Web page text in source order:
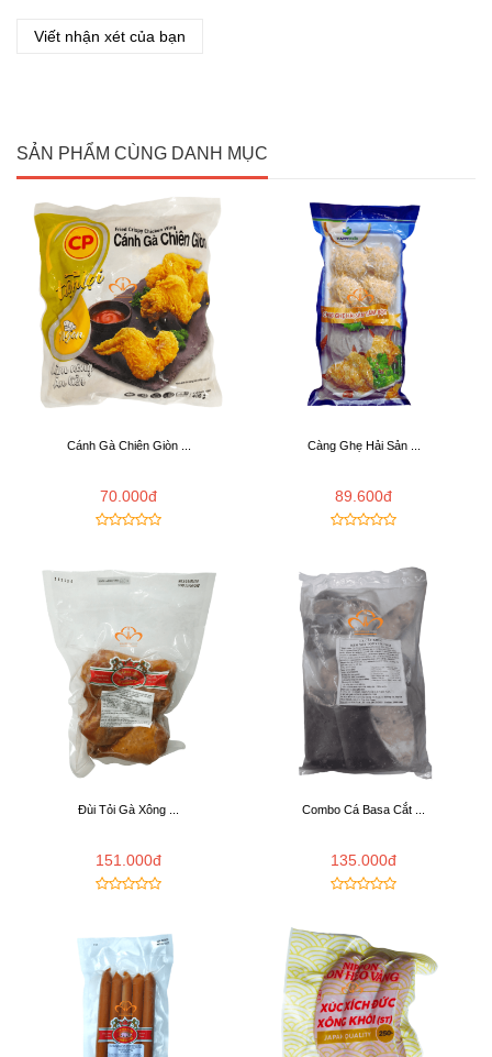
Viết nhận xét của bạn
SẢN PHẨM CÙNG DANH MỤC
Cánh Gà Chiên Giòn ...
70.000đ
Càng Ghẹ Hải Sản ...
89.600đ
Đùi Tỏi Gà Xông ...
151.000đ
Combo Cá Basa Cắt ...
135.000đ